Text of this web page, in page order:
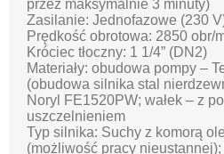
przez maksymalnie 3 minuty)
Zasilanie: Jednofazowe (230
Prędkość obrotowa: 2850 obr/
Króciec tłoczny: 1 1/4” (DN2)
Materiały: obudowa pompy –
(obudowa silnika stal
Noryl FE1520PW; wałek – z
uszczelnieniem
Typ silnika: Suchy z komorą
(możliwość pracy